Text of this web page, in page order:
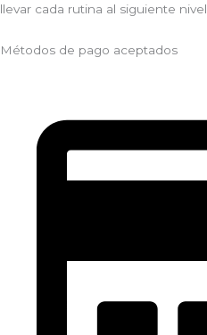
llevar cada rutina al siguiente nivel.
Métodos de pago aceptados